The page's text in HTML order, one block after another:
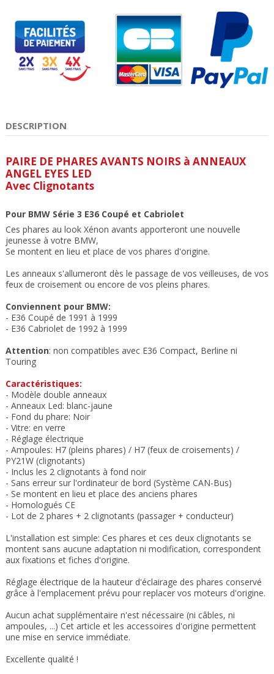
DESCRIPTION
PAIRE DE PHARES AVANTS NOIRS à ANNEAUX
ANGEL EYES LED
Avec Clignotants
Pour BMW Série 3 E36 Coupé et Cabriolet
Ces phares au look Xénon avants apporteront une nouvelle
jeunesse à votre BMW,
Se montent en lieu et place de vos phares d'origine.
Les anneaux s'allumeront dès le passage de vos veilleuses, de vos
feux de croisement ou encore de vos pleins phares.
Conviennent pour BMW:
- E36 Coupé de 1991 à 1999
- E36 Cabriolet de 1992 à 1999
Attention: non compatibles avec E36 Compact, Berline ni
Touring
Caractéristiques:
- Modèle double anneaux
- Anneaux Led: blanc-jaune
- Fond du phare: Noir
- Vitre: en verre
- Réglage électrique
- Ampoules: H7 (pleins phares) / H7 (feux de croisements) /
PY21W (clignotants)
- Inclus les 2 clignotants à fond noir
- Sans erreur sur l'ordinateur de bord (Système CAN-Bus)
- Se montent en lieu et place des anciens phares
- Homologués CE
- Lot de 2 phares + 2 clignotants (passager + conducteur)
L'installation est simple: Ces phares et ces deux clignotants se
montent sans aucune adaptation ni modification, correspondent
aux fixations et fiches d'origine.
Réglage électrique de la hauteur d'éclairage des phares conservé
grâce à l'emplacement prévu pour replacer vos moteurs d'origine.
Aucun achat supplémentaire n'est nécessaire (ni câbles, ni
ampoules, ...) Cet article et les accessoires d'origine permettent
une mise en service immédiate.
Excellente qualité !